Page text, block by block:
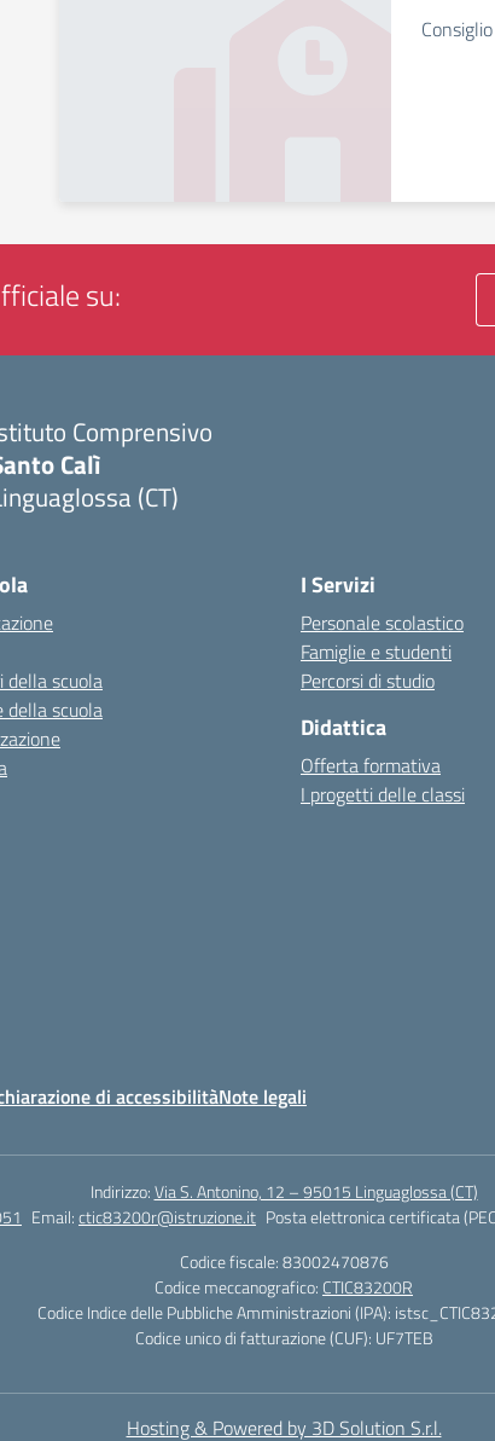
su:
Comprensivo
Calì
(CT)
della scuola
della scuola
I Servizi
Personale scolastico
Famiglie e studenti
Percorsi di studio
Didattica
Offerta formativa
I progetti delle classi
di accessibilitàNote legali
Indirizzo:Via S. Antonino, 12 – 95015 Linguaglossa (CT)
Email:ctic83200r@istruzione.it Posta elettronica certificata
Codice fiscale: 83002470876
Codice meccanografico: CTIC83200R
Codice Indice delle Pubbliche Amministrazioni (IPA):
Codice unico di fatturazione (CUF): UF7TEB
Hosting & Powered by 3D Solution S.r.l.